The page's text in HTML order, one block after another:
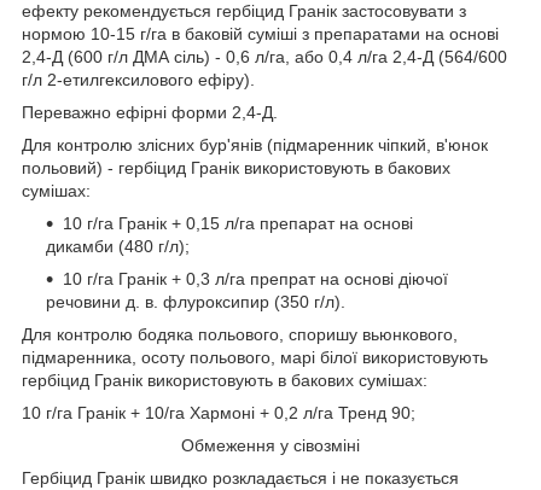
ефекту рекомендується гербіцид Гранік застосовувати з
нормою 10-15 г/га в баковій суміші з препаратами на основі
2,4-Д (600 г/л ДМА сіль) - 0,6 л/га, або 0,4 л/га 2,4-Д (564/600
г/л 2-етилгексилового ефіру).
Переважно ефірні форми 2,4-Д.
Для контролю злісних бур'янів (підмаренник чіпкий, в'юнок
польовий) - гербіцид Гранік використовують в бакових
сумішах:
10 г/га Гранік + 0,15 л/га препарат на основі
дикамби (480 г/л);
10 г/га Гранік + 0,3 л/га препрат на основі діючої
речовини д. в. флуроксипир (350 г/л).
Для контролю бодяка польового, споришу вьюнкового,
підмаренника, осоту польового, марі білої використовують
гербіцид Гранік використовують в бакових сумішах:
10 г/га Гранік + 10/га Хармоні + 0,2 л/га Тренд 90;
Обмеження у сівозміні
Гербіцид Гранік швидко розкладається і не показується